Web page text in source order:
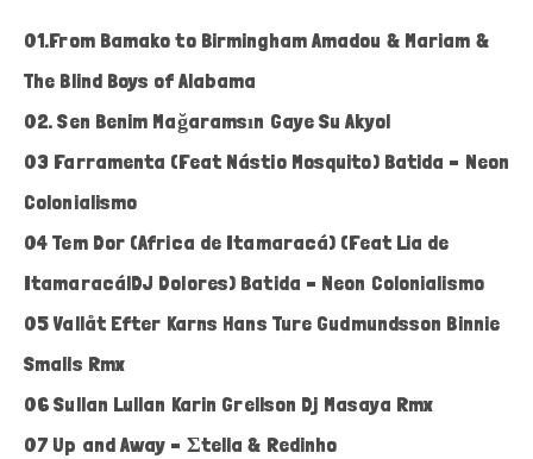
01.From Bamako to Birmingham Amadou & Mariam &
The Blind Boys of Alabama
02. Sen Benim Mağaramsın Gaye Su Akyol
03 Farramenta (Feat Nástio Mosquito) Batida – Neon
Colonialismo
04 Tem Dor (Africa de Itamaracá) (Feat Lia de
Itamaracá|DJ Dolores) Batida – Neon Colonialismo
05 Vallåt Efter Karns Hans Ture Gudmundsson Binnie
Smalls Rmx
06 Sullan Lullan Karin Grellson Dj Masaya Rmx
07 Up and Away – Σtella & Redinho